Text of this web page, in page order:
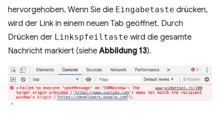
hervorgehoben. Wenn Sie die Eingabetaste drücken,
wird der Link in einem neuen Tab geöffnet. Durch
Drücken der Linkspfeiltaste wird die gesamte
Nachricht markiert (sieheAbbildung 13).